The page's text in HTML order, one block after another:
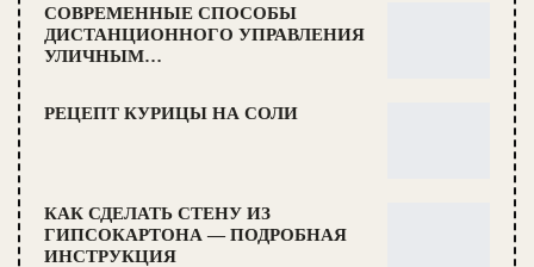
СОВРЕМЕННЫЕ СПОСОБЫ
ДИСТАНЦИОННОГО УПРАВЛЕНИЯ
УЛИЧНЫМ…
РЕЦЕПТ КУРИЦЫ НА СОЛИ
КАК СДЕЛАТЬ СТЕНУ ИЗ
ГИПСОКАРТОНА — ПОДРОБНАЯ
ИНСТРУКЦИЯ